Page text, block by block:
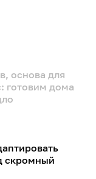
основа для
готовим дома
скромный